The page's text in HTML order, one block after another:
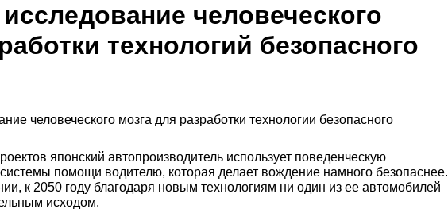
человеческого
технологий безопасного
человеческого мозга для разработки технологии безопасного
японский автопроизводитель использует поведенческую
помощи водителю, которая делает вождение намного безопаснее.
к 2050 году благодаря новым технологиям ни один из ее автомобилей
исходом.